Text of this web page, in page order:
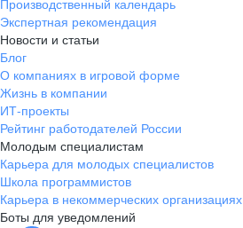
Производственный календарь
Экспертная рекомендация
Новости и статьи
Блог
О компаниях в игровой форме
Жизнь в компании
ИТ-проекты
Рейтинг работодателей России
Молодым специалистам
Карьера для молодых специалистов
Школа программистов
Карьера в некоммерческих организациях
Боты для уведомлений